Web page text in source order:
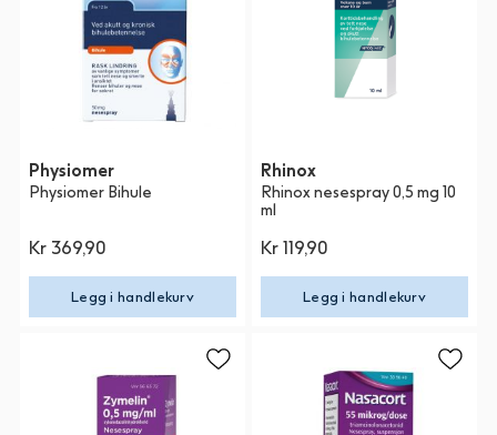
Physiomer
Physiomer Bihule
Kr 369,90
Legg i handlekurv
Rhinox
Rhinox nesespray 0,5 mg 10
ml
Kr 119,90
Legg i handlekurv